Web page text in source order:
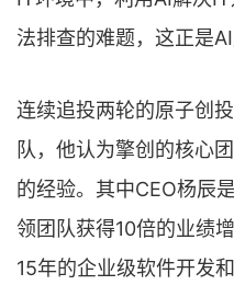
法排查的难题，这正是AI
连续追投两轮的原子创
队，他认为擎创的核心
的经验。其中CEO杨辰
领团队获得10倍的业绩
15年的企业级软件开发和